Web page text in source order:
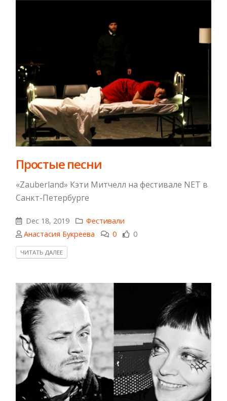
Простые песни
«Zauberland» Кэти Митчелл на фестивале NET в
Санкт-Петербурге
Dec 18, 2019
Фестивали
Анастасия Букреева
0 0
ЧИТАТЬ ДАЛЕЕ